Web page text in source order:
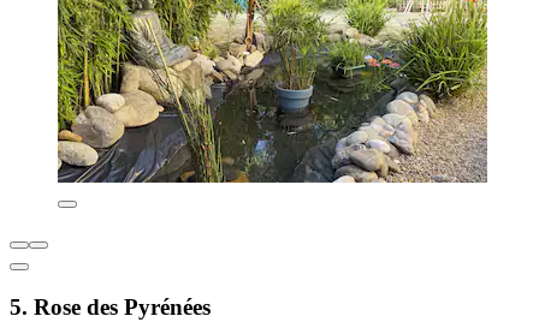
5. Rose des Pyrénées